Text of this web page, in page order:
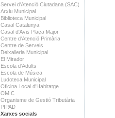
Servei d'Atenció Ciutadana (SAC)
Arxiu Municipal
Biblioteca Municipal
Casal Catalunya
Casal d'Avis Plaça Major
Centre d'Atenció Primària
Centre de Serveis
Deixalleria Municipal
El Mirador
Escola d'Adults
Escola de Música
Ludoteca Municipal
Oficina Local d'Habitatge
OMIC
Organisme de Gestió Tributària
PIPAD
Xarxes socials